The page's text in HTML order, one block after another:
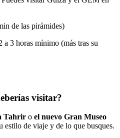
de las pirámides)
a 3 horas mínimo (más tras su
visitar?
Tahrir o el nuevo Gran Museo
estilo de viaje y de lo que busques.